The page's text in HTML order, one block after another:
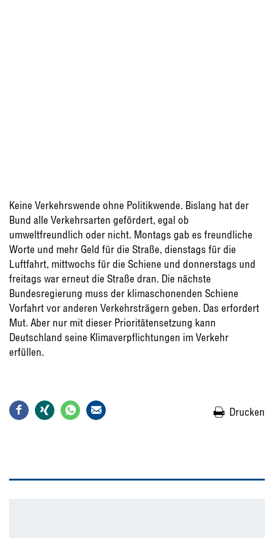
Keine Verkehrswende ohne Politikwende. Bislang hat der
Bund alle Verkehrsarten gefördert, egal ob
umweltfreundlich oder nicht. Montags gab es freundliche
Worte und mehr Geld für die Straße, dienstags für die
Luftfahrt, mittwochs für die Schiene und donnerstags und
freitags war erneut die Straße dran. Die nächste
Bundesregierung muss der klimaschonenden Schiene
Vorfahrt vor anderen Verkehrsträgern geben. Das erfordert
Mut. Aber nur mit dieser Prioritätensetzung kann
Deutschland seine Klimaverpflichtungen im Verkehr
erfüllen.
Drucken